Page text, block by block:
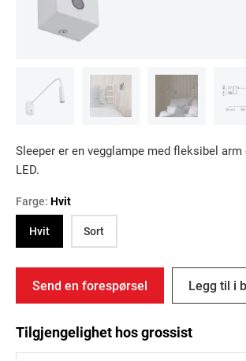
Sleeper er en vegglampe med fleksibel
LED.
Farge: Hvit
Hvit
Sort
Send en forespørsel Legg til i
Tilgjengelighet hos grossist